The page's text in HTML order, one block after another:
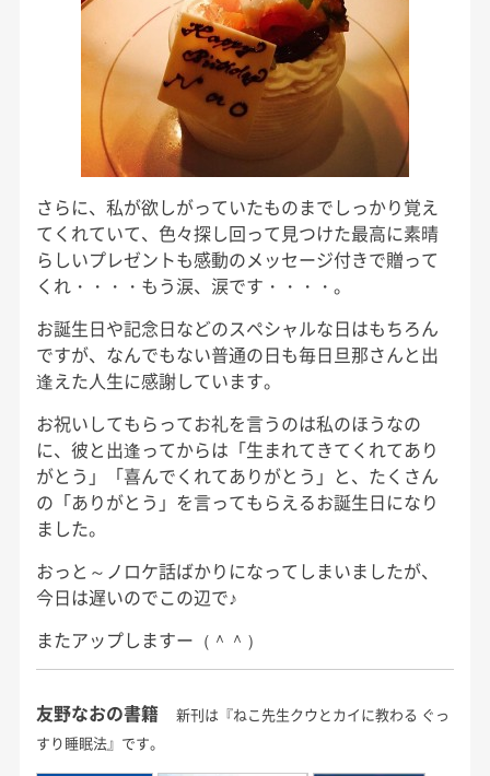
さらに、私が欲しがっていたものまでしっかり覚え
てくれていて、色々探し回って見つけた最高に素晴
らしいプレゼントも感動のメッセージ付きで贈って
くれ・・・・もう涙、涙です・・・・。
お誕生日や記念日などのスペシャルな日はもちろん
ですが、なんでもない普通の日も毎日旦那さんと出
逢えた人生に感謝しています。
お祝いしてもらってお礼を言うのは私のほうなの
に、彼と出逢ってからは「生まれてきてくれてあり
がとう」「喜んでくれてありがとう」と、たくさん
の「ありがとう」を言ってもらえるお誕生日になり
ました。
おっと～ノロケ話ばかりになってしまいましたが、
今日は遅いのでこの辺で♪
またアップしますー（＾＾）
友野なおの書籍
新刊は『ねこ先生クウとカイに教わる ぐっ
すり睡眠法』です。